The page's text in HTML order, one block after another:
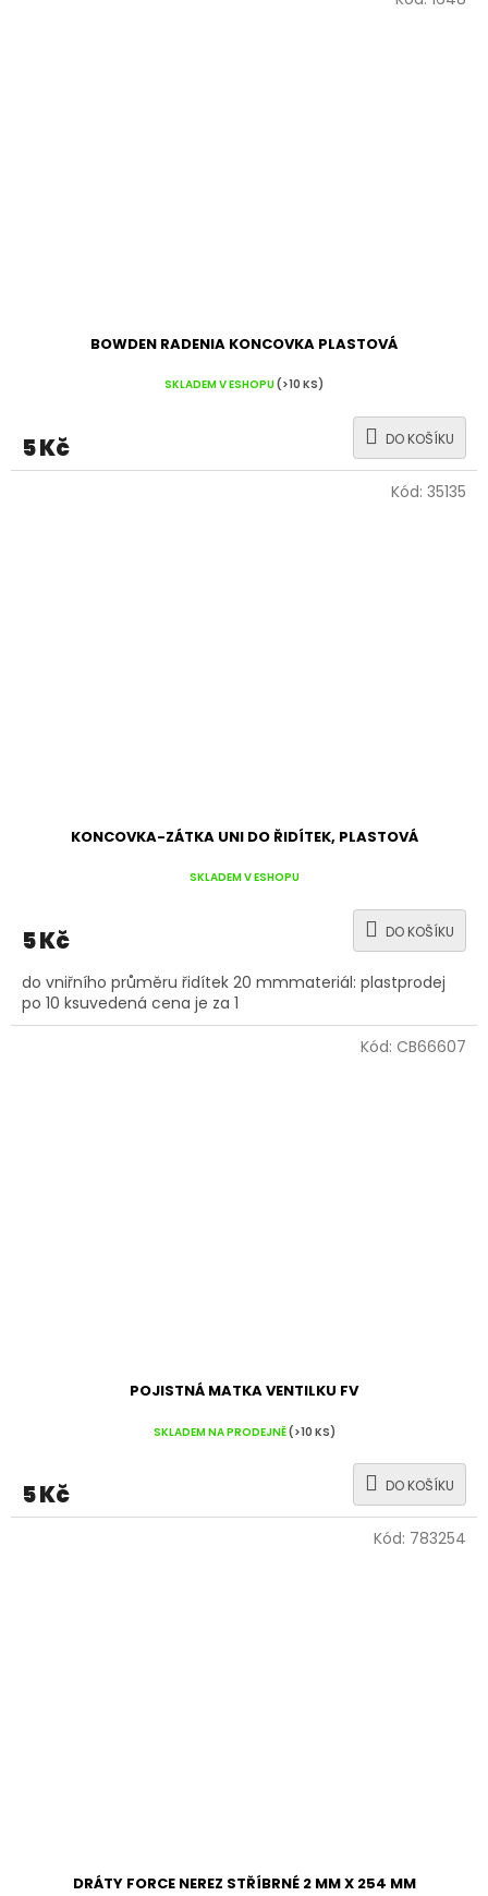
BOWDEN RADENIA KONCOVKA PLASTOVÁ
SKLADEM V ESHOPU(>10 KS)
5 Kč DO KOŠÍKU
KONCOVKA-ZÁTKA UNI DO ŘIDÍTEK, PLASTOVÁ
SKLADEM V ESHOPU
5 Kč DO KOŠÍKU
do vniřního průměru řidítek 20 mmmateriál: plastprodej
po 10 ksuvedená cena je za 1
Kód: 35135
POJISTNÁ MATKA VENTILKU FV
SKLADEM NA PRODEJNĚ(>10 KS)
5 Kč DO KOŠÍKU
Kód: CB66607
DRÁTY FORCE NEREZ STŘÍBRNÉ 2 MM X 254 MM
Kód: 783254